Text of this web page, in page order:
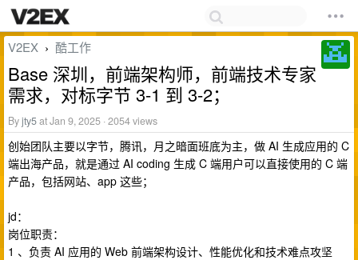
V2EX › 酷工作
Base 深圳，前端架构师，前端技术专家
需求，对标字节 3-1 到 3-2；
Byjty5at Jan 9, 2025 · 2054 views
创始团队主要以字节，腾讯，月之暗面班底为主，做 AI 生成应用的 C
端出海产品，就是通过 AI coding 生成 C 端用户可以直接使用的 C 端
产品，包括网站、app 这些；
jd：
岗位职责：
1 、负责 AI 应用的 Web 前端架构设计、性能优化和技术难点攻坚